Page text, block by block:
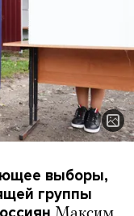
выборы,
группы